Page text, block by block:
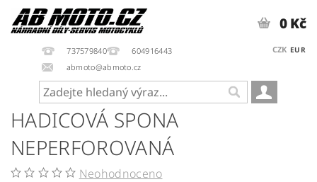
737579840
604916443
abmoto@abmoto.cz
CZK EUR
0 Kč
HADICOVÁ SPONA
NEPERFOROVANÁ
Neohodnoceno